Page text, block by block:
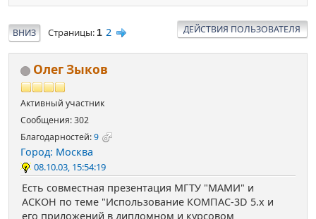
ВНИЗ Страницы 1 2 ДЕЙСТВИЯ ПОЛЬЗОВАТЕЛЯ
Олег Зыков
Активный участник
Сообщения: 302
Благодарностей:9
Город: Москва
08.10.03, 15:54:19
Есть совместная презентация МГТУ "МАМИ" и
АСКОН по теме "Использование КОМПАС-3D 5.х и
его приложений в дипломном и курсовом